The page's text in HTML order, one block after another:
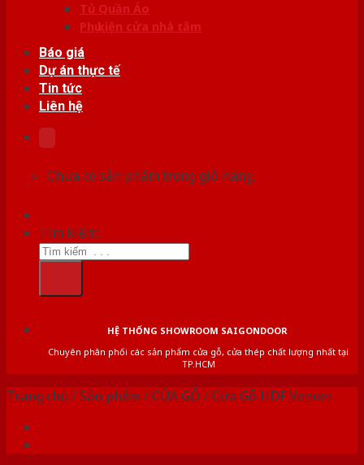
Tủ Quần Áo
Phụ kiện cửa nhà tắm
Báo giá
Dự án thực tế
Tin tức
Liên hệ
Chưa có sản phẩm trong giỏ hàng.
Tìm kiếm:
HỆ THỐNG SHOWROOM SAIGONDOOR
Chuyên phân phối các sản phẩm cửa gỗ, cửa thép chất lượng nhất tại
TP.HCM
Trang chủ /Sản phẩm /CỬA GỖ /Cửa Gỗ HDF Veneer